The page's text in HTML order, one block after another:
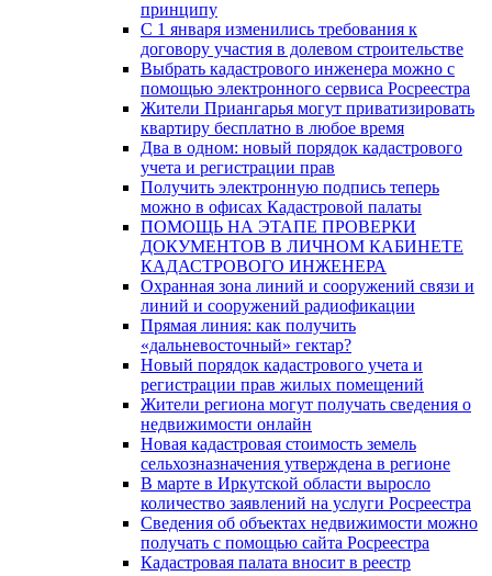
принципу
C 1 января изменились требования к
договору участия в долевом строительстве
Выбрать кадастрового инженера можно с
помощью электронного сервиса Росреестра
Жители Приангарья могут приватизировать
квартиру бесплатно в любое время
Два в одном: новый порядок кадастрового
учета и регистрации прав
Получить электронную подпись теперь
можно в офисах Кадастровой палаты
ПОМОЩЬ НА ЭТАПЕ ПРОВЕРКИ
ДОКУМЕНТОВ В ЛИЧНОМ КАБИНЕТЕ
КАДАСТРОВОГО ИНЖЕНЕРА
Охранная зона линий и сооружений связи и
линий и сооружений радиофикации
Прямая линия: как получить
«дальневосточный» гектар?
Новый порядок кадастрового учета и
регистрации прав жилых помещений
Жители региона могут получать сведения о
недвижимости онлайн
Новая кадастровая стоимость земель
сельхозназначения утверждена в регионе
В марте в Иркутской области выросло
количество заявлений на услуги Росреестра
Сведения об объектах недвижимости можно
получать с помощью сайта Росреестра
Кадастровая палата вносит в реестр